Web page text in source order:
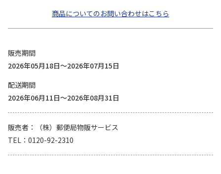
商品についてのお問い合わせはこちら
販売期間
2026年05月18日～2026年07月15日
配送期間
2026年06月11日～2026年08月31日
販売者
（株）郵便局物販サービス
TEL
0120-92-2310